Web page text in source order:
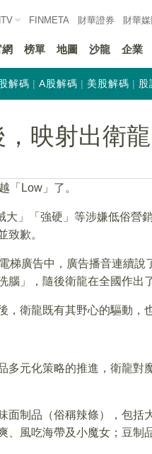
FINMETA 財華證券 財華
榜單 地圖 沙龍 企業
解碼 A股解碼 美股解碼 股
映射出衛
「Low」了。
」「強硬」等涉嫌低俗營
致歉。
梯廣告中，廣告播音連續說
」，隨後衛龍在全國作出
衛龍既有其野心的驅動，
多元化策略的推進，衛龍對
面制品（俗稱辣條），包括
、風吃海帶及小魔女；豆制